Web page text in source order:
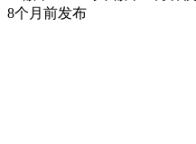
8个月前发布